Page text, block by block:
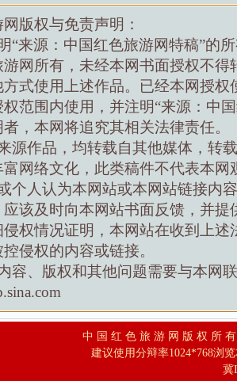
版权与免责声明：
“来源：中国红色旅游网特稿”的
游网所有，未经本网书面授权不得
式使用上述作品。已经本网授权
范围内使用，并注明“来源：中
，本网将追究其相关法律责任。
源作品，均转载自其他媒体，转
网络文化，此类稿件不代表本网
个人认为本网站或本网站链接内
该及时向本网站书面反馈，并提
侵权情况证明，本网站在收到上述
侵权的内容或链接。
容、版权和其他问题需要与本网
中 国 红 色 旅 游 网 版 权 所
建议使用分辩率1024*768浏
冀